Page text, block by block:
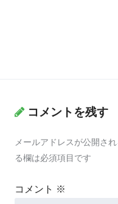
コメントを残す
メールアドレスが公開さ
る欄は必須項目です
コメント ※